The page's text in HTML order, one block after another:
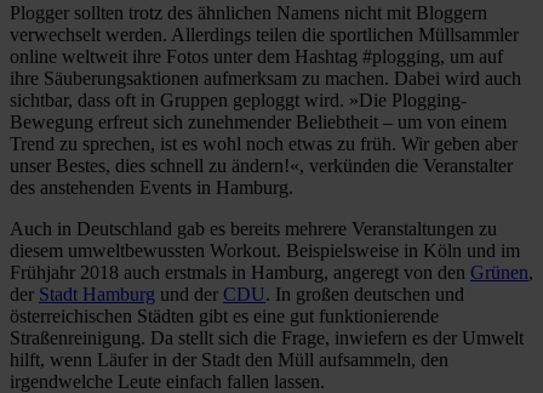
Plogger sollten trotz des ähnlichen Namens nicht mit Bloggern
verwechselt werden. Allerdings teilen die sportlichen Müllsammler
online weltweit ihre Fotos unter dem Hashtag #plogging, um auf
ihre Säuberungsaktionen aufmerksam zu machen. Dabei wird auch
sichtbar, dass oft in Gruppen geploggt wird. »Die Plogging-
Bewegung erfreut sich zunehmender Beliebtheit – um von einem
Trend zu sprechen, ist es wohl noch etwas zu früh. Wir geben aber
unser Bestes, dies schnell zu ändern!«, verkünden die Veranstalter
des anstehenden Events in Hamburg.
Auch in Deutschland gab es bereits mehrere Veranstaltungen zu
diesem umweltbewussten Workout. Beispielsweise in Köln und im
Frühjahr 2018 auch erstmals in Hamburg, angeregt von den Grünen,
der Stadt Hamburg und der CDU. In großen deutschen und
österreichischen Städten gibt es eine gut funktionierende
Straßenreinigung. Da stellt sich die Frage, inwiefern es der Umwelt
hilft, wenn Läufer in der Stadt den Müll aufsammeln, den
irgendwelche Leute einfach fallen lassen.